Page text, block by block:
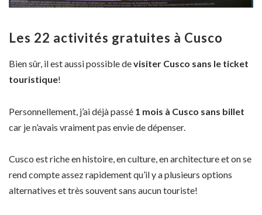
Les 22 activités gratuites à Cusco
Bien sûr, il est aussi possible devisiter Cusco sans le ticket
touristique!
Personnellement, j’ai déjà passé 1 mois à Cusco sans billet
car je n’avais vraiment pas envie de dépenser.
Cusco est riche en histoire, en culture, en architecture et on se
rend compte assez rapidement qu’il y a plusieurs options
alternatives et très souvent sans aucun touriste!